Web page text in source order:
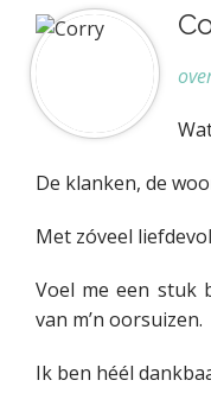
De klanken, de
Met zóveel
Voel me een stuk
van m’n oorsuizen.
Ik ben héél